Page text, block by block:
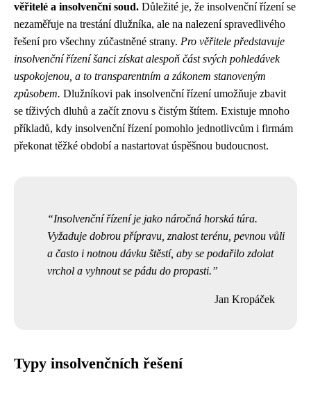
věřitelé a insolvenční soud. Důležité je, že insolvenční řízení se
nezaměřuje na trestání dlužníka, ale na nalezení spravedlivého
řešení pro všechny zúčastněné strany. Pro věřitele představuje
insolvenční řízení šanci získat alespoň část svých pohledávek
uspokojenou, a to transparentním a zákonem stanoveným
způsobem. Dlužníkovi pak insolvenční řízení umožňuje zbavit
se tíživých dluhů a začít znovu s čistým štítem. Existuje mnoho
příkladů, kdy insolvenční řízení pomohlo jednotlivcům i firmám
překonat těžké období a nastartovat úspěšnou budoucnost.
Insolvenční řízení je jako náročná horská túra.
Vyžaduje dobrou přípravu, znalost terénu, pevnou vůli
a často i notnou dávku štěstí, aby se podařilo zdolat
vrchol a vyhnout se pádu do propasti.
Jan Kropáček
Typy insolvenčních řešení